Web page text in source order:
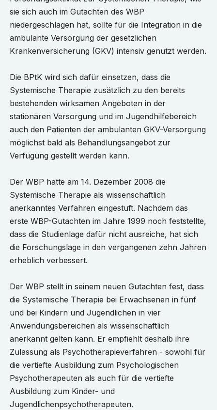
sie sich auch im Gutachten des WBP
niedergeschlagen hat, sollte für die Integration in die
ambulante Versorgung der gesetzlichen
Krankenversicherung (GKV) intensiv genutzt werden.
Die BPtK wird sich dafür einsetzen, dass die
Systemische Therapie zusätzlich zu den bereits
bestehenden wirksamen Angeboten in der
stationären Versorgung und im Jugendhilfebereich
auch den Patienten der ambulanten GKV-Versorgung
möglichst bald als Behandlungsangebot zur
Verfügung gestellt werden kann.
Der WBP hatte am 14. Dezember 2008 die
Systemische Therapie als wissenschaftlich
anerkanntes Verfahren eingestuft. Nachdem das
erste WBP-Gutachten im Jahre 1999 noch feststellte,
dass die Studienlage dafür nicht ausreiche, hat sich
die Forschungslage in den vergangenen zehn Jahren
erheblich verbessert.
Der WBP stellt in seinem neuen Gutachten fest, dass
die Systemische Therapie bei Erwachsenen in fünf
und bei Kindern und Jugendlichen in vier
Anwendungsbereichen als wissenschaftlich
anerkannt gelten kann. Er empfiehlt deshalb ihre
Zulassung als Psychotherapieverfahren - sowohl für
die vertiefte Ausbildung zum Psychologischen
Psychotherapeuten als auch für die vertiefte
Ausbildung zum Kinder- und
Jugendlichenpsychotherapeuten.